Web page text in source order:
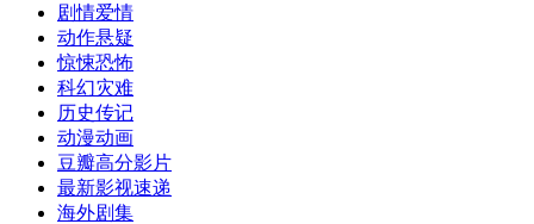
剧情爱情
动作悬疑
惊悚恐怖
科幻灾难
历史传记
动漫动画
豆瓣高分影片
最新影视速递
海外剧集